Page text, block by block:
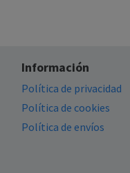
Información
Política de privacidad
Política de cookies
Política de envíos